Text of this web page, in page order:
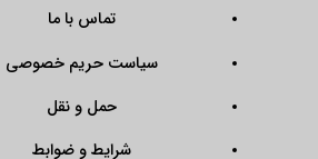
تماس با ما
سیاست حریم خصوصی
حمل و نقل
شرایط و ضوابط